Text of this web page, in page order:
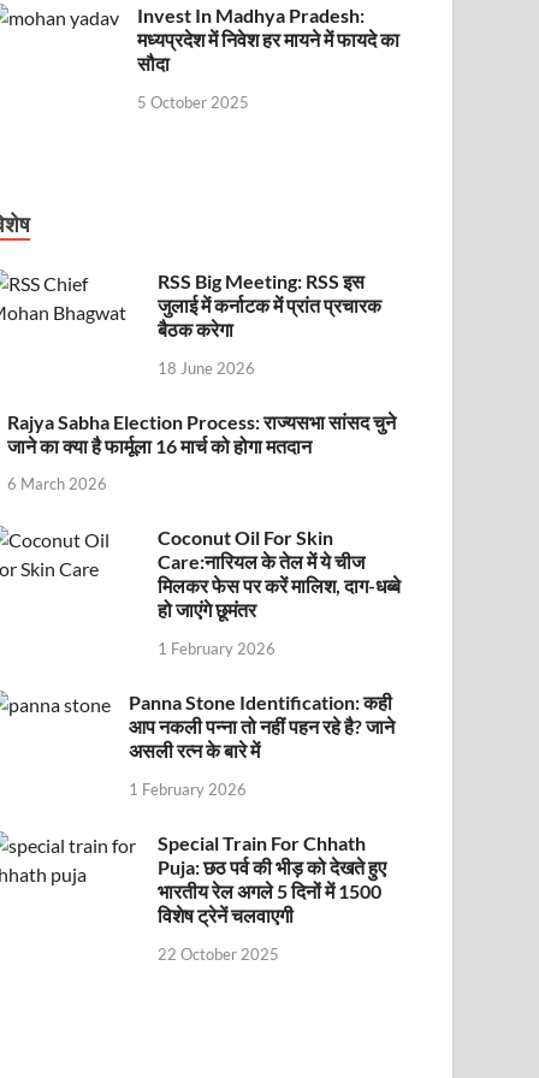
Invest In Madhya Pradesh:
मध्यप्रदेश में निवेश हर मायने में फायदे का
सौदा
5 October 2025
RSS Big Meeting: RSS इस
जुलाई में कर्नाटक में प्रांत प्रचारक
बैठक करेगा
18 June 2026
Rajya Sabha Election Process: राज्यसभा सांसद चुने
जाने का क्या है फार्मूला 16 मार्च को होगा मतदान
6 March 2026
Coconut Oil For Skin
Care:नारियल के तेल में ये चीज
मिलकर फेस पर करें मालिश, दाग-धब्बे
हो जाएंगे छूमंतर
1 February 2026
Panna Stone Identification: कही
आप नकली पन्ना तो नहीं पहन रहे है? जाने
असली रत्न के बारे में
1 February 2026
Special Train For Chhath
Puja: छठ पर्व की भीड़ को देखते हुए
भारतीय रेल अगले 5 दिनों में 1500
विशेष ट्रेनें चलवाएगी
22 October 2025